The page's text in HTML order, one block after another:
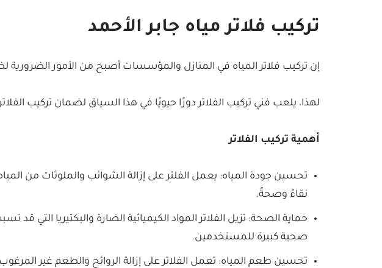
تركيب فلاتر مياه جابر الأحمد
إن تركيب فلاتر المياه في المنازل والمؤسسات أصبح من الأمور الضرورية
لهذا، يلعب فني تركيب الفلاتر دورًا حيويًا في هذا السياق لضمان تركيب
أهمية تركيب الفلاتر
تحسين جودة المياه: يعمل الفلتر على إزالة الشوائب والملوثات من
نقاءً وصحةً.
حماية الصحة: تزيل الفلاتر المواد الكيميائية الضارة والبكتيريا التي
صحية كبيرة للمستخدمين.
تحسين طعم المياه: تعمل الفلاتر على إزالة الروائح والطعم غير